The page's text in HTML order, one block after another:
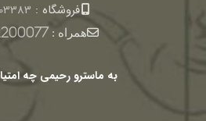
فروشگاه :
همراه :
به ماسترو رحیمی چه